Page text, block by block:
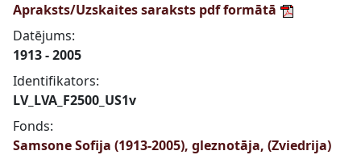
Apraksts/Uzskaites saraksts pdf formātā
Datējums:
1913 - 2005
Identifikators:
LV_LVA_F2500_US1v
Fonds:
Samsone Sofija (1913-2005), gleznotāja, (Zviedrija)